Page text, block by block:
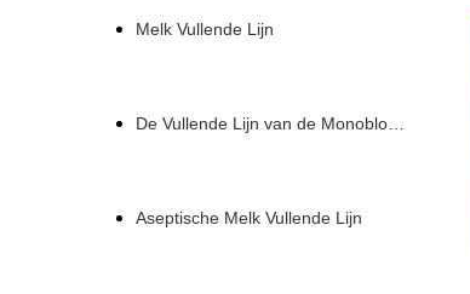
Melk Vullende Lijn
De Vullende Lijn van de Monoblockmelk
Aseptische Melk Vullende Lijn